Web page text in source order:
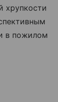
хрупкости
в пожилом